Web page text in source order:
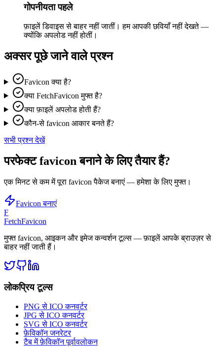
गोपनीयता पहले
फ़ाइलें डिवाइस से बाहर नहीं जातीं। हम आपकी छवियाँ नहीं देखते —
क्योंकि अपलोड नहीं होतीं।
अक्सर पूछे जाने वाले प्रश्न
Favicon क्या है?
क्या FetchFavicon मुफ्त है?
क्या फ़ाइलें अपलोड होती हैं?
कौन-से favicon आकार बनते हैं?
सभी प्रश्न देखें
परफेक्ट favicon बनाने के लिए तैयार हैं?
एक मिनट से कम में पूरा favicon पैकेज बनाएं — हमेशा के लिए मुफ्त।
Favicon बनाएं
F
FetchFavicon
मुफ्त favicon, आइकन और इमेज कन्वर्शन टूल्स — फ़ाइलें आपके ब्राउज़र से
बाहर नहीं जाती हैं।
लोकप्रिय टूल्स
PNG से ICO कनवर्टर
JPG से ICO कनवर्टर
SVG से ICO कनवर्टर
फ़ेविकॉन जनरेटर
टैब में फ़ेविकॉन पूर्वावलोकन